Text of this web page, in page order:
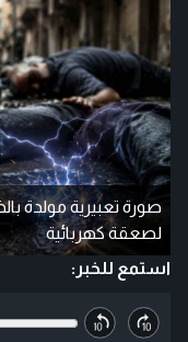
صورة تعبيرية مولدة
لصعقة كهربائية
استمع للخبر: